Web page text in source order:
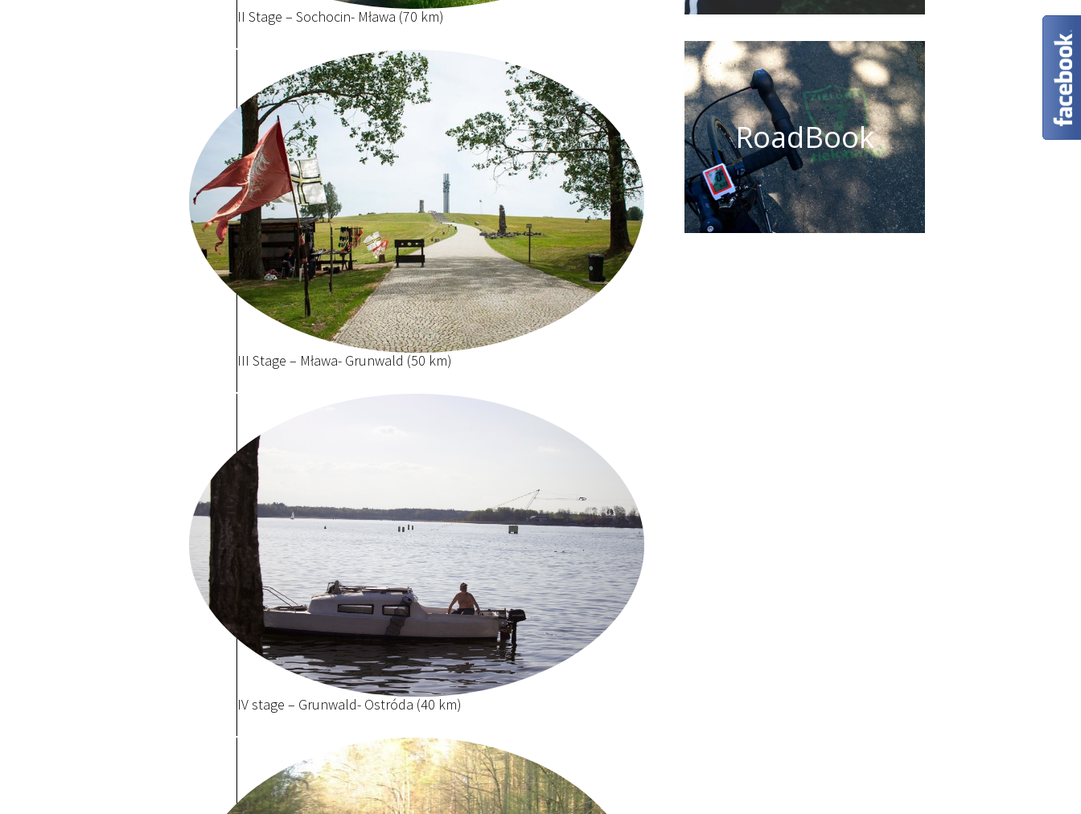
II Stage – Sochocin- Mława (70 km)
III Stage – Mława- Grunwald (50 km)
IV stage – Grunwald- Ostróda (40 km)
RoadBook